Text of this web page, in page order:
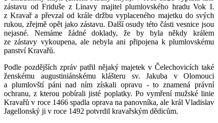
zástavu od Friduše z Linavy majitel plumlovského hradu Vok I.
z Kravař a převzal od krále držbu vyplaceného majetku do svých
rukou, zřejmě opět jako zástavu. Další osudy této části vesnice jsou
nejasné. Nemáme žádné doklady, že by byla někdy králem
ze zástavy vykoupena, ale nebyla ani připojena k plumlovskému
panství Kravařů.
Podle pozdějších zpráv patřil nějaký majetek v Čelechovicích také
ženskému augustiniánskému klášteru sv. Jakuba v Olomouci
a plumlovští páni nad ním získali opravu - to znamená právní
ochranu, z kterou pobírali jisté poplatky. Po vymření mužské linie
Kravařů v roce 1466 spadla oprava na panovníka, ale král Vladislav
Jagellonský ji v roce 1492 potvrdil kravařským dědicům.